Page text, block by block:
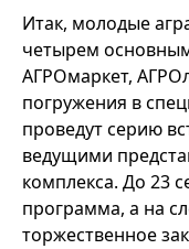
Итак, молодые
четырем
АГРОмаркет,
погружения в
проведут серию
ведущими
комплекса. До 23
программа, а на
торжественное